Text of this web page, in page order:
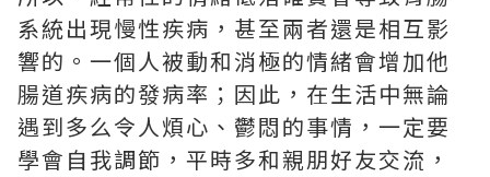
系統出現慢性疾病，甚至兩者還是相互影
響的。一個人被動和消極的情緒會增加他
腸道疾病的發病率；因此，在生活中無論
遇到多么令人煩心、鬱悶的事情，一定要
學會自我調節，平時多和親朋好友交流，